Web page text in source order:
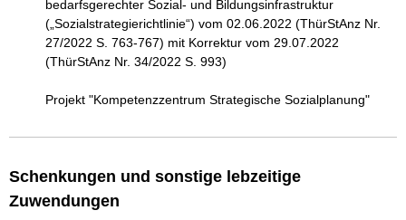
bedarfsgerechter Sozial- und Bildungsinfrastruktur
(„Sozialstrategierichtlinie“) vom 02.06.2022 (ThürStAnz Nr.
27/2022 S. 763-767) mit Korrektur vom 29.07.2022
(ThürStAnz Nr. 34/2022 S. 993)
Projekt "Kompetenzzentrum Strategische Sozialplanung"
Schenkungen und sonstige lebzeitige
Zuwendungen